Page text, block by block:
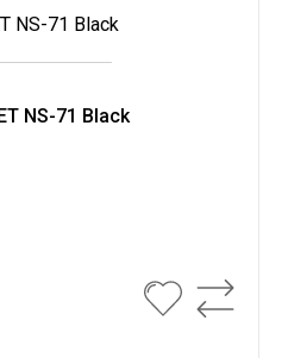
NS-71 Black